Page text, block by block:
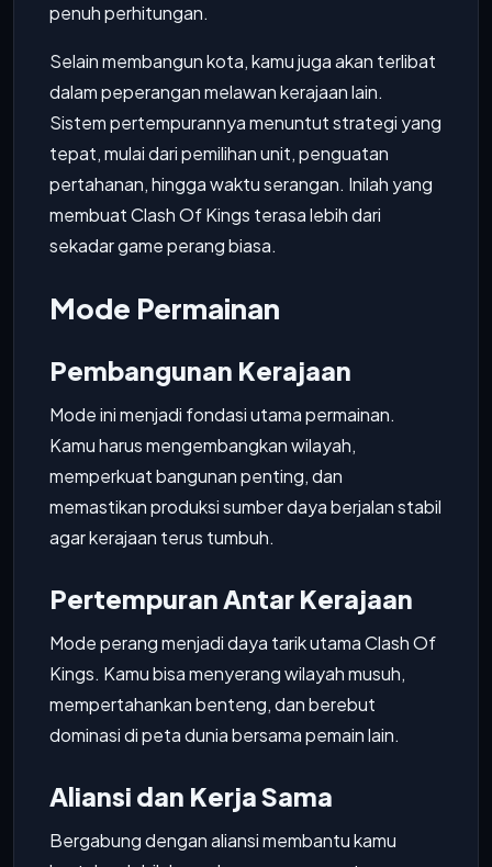
penuh perhitungan.
Selain membangun kota, kamu juga akan terlibat
dalam peperangan melawan kerajaan lain.
Sistem pertempurannya menuntut strategi yang
tepat, mulai dari pemilihan unit, penguatan
pertahanan, hingga waktu serangan. Inilah yang
membuat Clash Of Kings terasa lebih dari
sekadar game perang biasa.
Mode Permainan
Pembangunan Kerajaan
Mode ini menjadi fondasi utama permainan.
Kamu harus mengembangkan wilayah,
memperkuat bangunan penting, dan
memastikan produksi sumber daya berjalan stabil
agar kerajaan terus tumbuh.
Pertempuran Antar Kerajaan
Mode perang menjadi daya tarik utama Clash Of
Kings. Kamu bisa menyerang wilayah musuh,
mempertahankan benteng, dan berebut
dominasi di peta dunia bersama pemain lain.
Aliansi dan Kerja Sama
Bergabung dengan aliansi membantu kamu